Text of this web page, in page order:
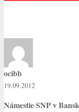
ocibb
19.09.2012
Námestie SNP v